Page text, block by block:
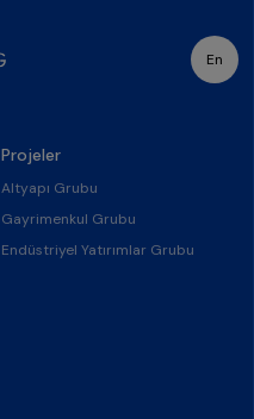
En
Projeler
Altyapı Grubu
Gayrimenkul Grubu
Endüstriyel Yatırımlar Grubu